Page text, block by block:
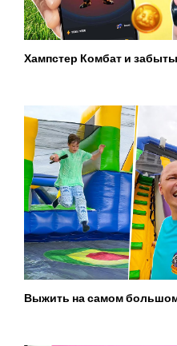
Хампстер Комбат и
Выжить на самом